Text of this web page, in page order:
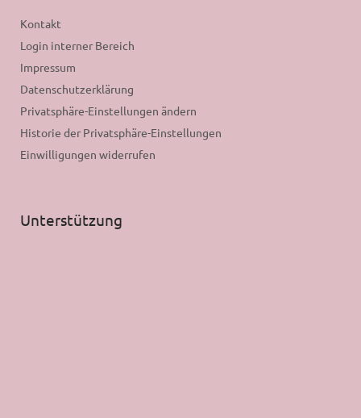
Kontakt
Login interner Bereich
Impressum
Datenschutzerklärung
Privatsphäre-Einstellungen ändern
Historie der Privatsphäre-Einstellungen
Einwilligungen widerrufen
Unterstützung